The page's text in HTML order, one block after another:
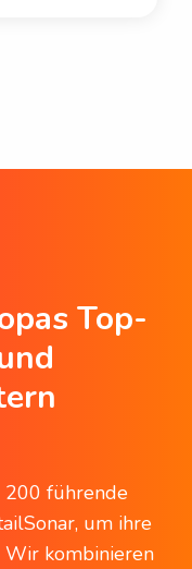
Top-
200 führende
um ihre
Wir kombinieren